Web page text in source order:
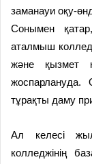
заманауи оқу-
Сонымен
аталмыш
және қызмет
жоспарлануда.
тұрақты даму
Ал келесі
колледжінің